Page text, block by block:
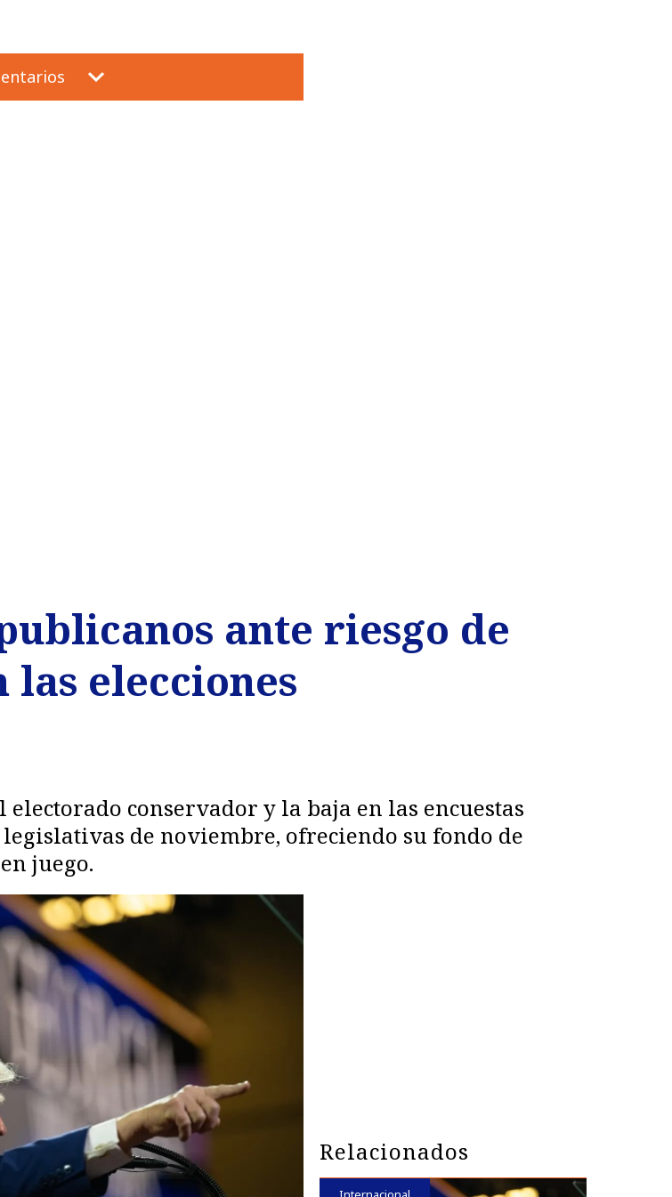
ante riesgo de
las elecciones
conservador y la baja en las encuestas
de noviembre, ofreciendo su fondo de
juego.
Relacionados